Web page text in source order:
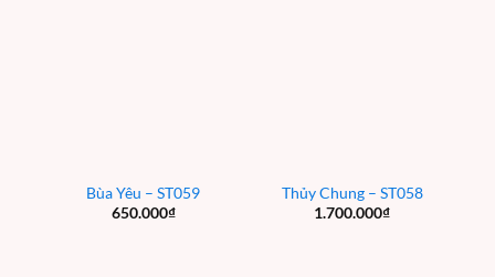
Bùa Yêu – ST059
650.000₫
Thủy Chung – ST058
1.700.000₫